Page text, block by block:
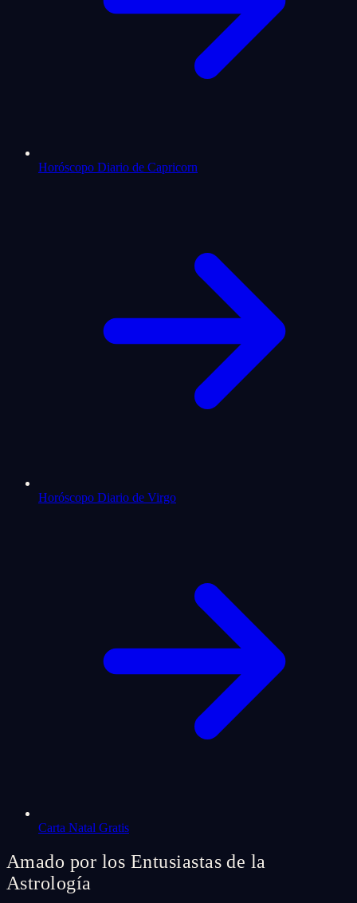
Horóscopo Diario de Capricorn
Horóscopo Diario de Virgo
Carta Natal Gratis
Amado por los Entusiastas de la
Astrología